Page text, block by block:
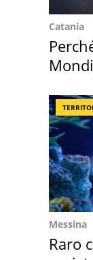
Catania
Messina
Raro